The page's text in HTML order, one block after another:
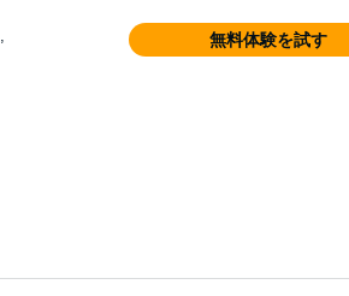
無料体験を試す